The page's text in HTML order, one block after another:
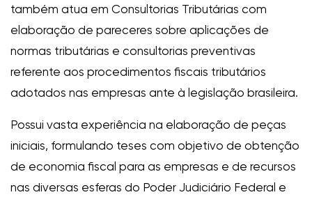
também atua em Consultorias Tributárias com
elaboração de pareceres sobre aplicações de
normas tributárias e consultorias preventivas
referente aos procedimentos fiscais tributários
adotados nas empresas ante à legislação brasileira.
Possui vasta experiência na elaboração de peças
iniciais, formulando teses com objetivo de obtenção
de economia fiscal para as empresas e de recursos
nas diversas esferas do Poder Judiciário Federal e